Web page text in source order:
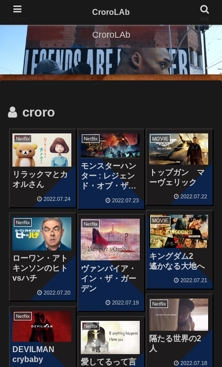
CroroLAb
croro
Netflix
リラックマとカ
オルさん
2022.07.24
Netflix
モンスターハン
ター : レジェン
ド・オブ・ザ・
2022.07.23
MOVIE
トップガン マ
ーヴェリック
2022.07.22
MOVIE
キングダム2
遙かなる大地へ
2022.07.21
Netflix
ローワン・アト
キンソンのヒト
vsハチ
2022.07.20
Netflix
ヴァンパイア・
イン・ザ・ガー
デン
2022.07.19 Netflix
隔たる世界の2
人
2022.07.18
Netflix
DEVILMAN
crybaby
Netflix
愛してるって言
CroroLAb